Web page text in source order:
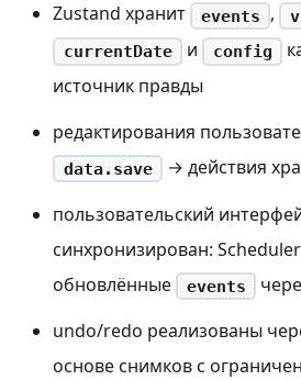
Zustand хранит events ,
currentDate и config
источник правды
редактирования
data.save
→ действия
пользовательский
синхронизирован:
обновлённые
events
undo/redo реализованы
основе снимков с